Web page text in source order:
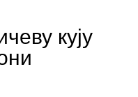
кују